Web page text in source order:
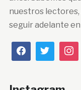
nuestros lectores,
seguir adelante